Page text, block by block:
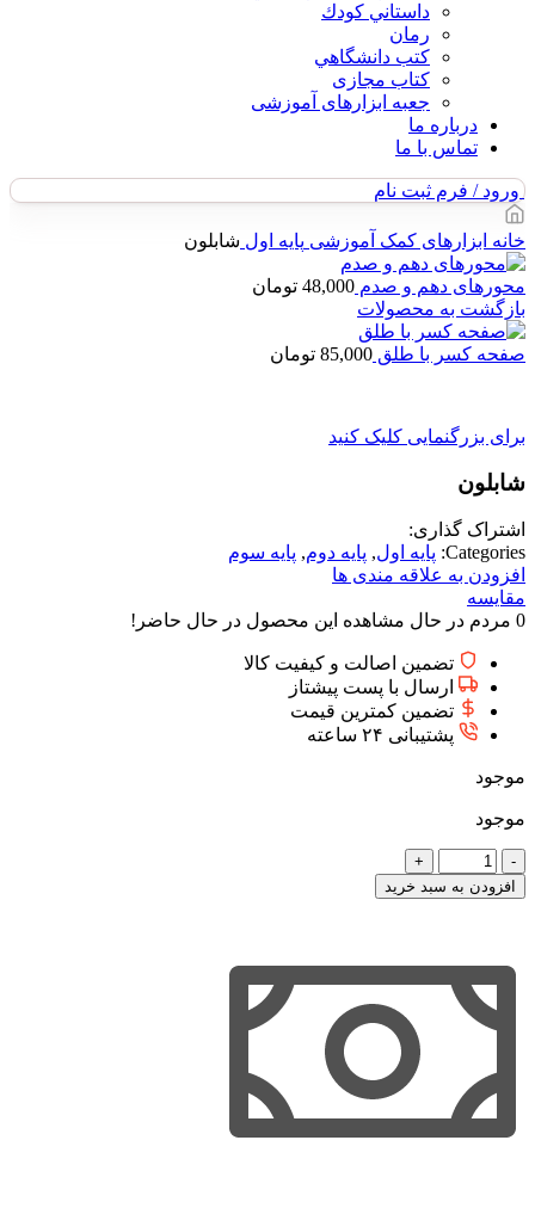
داستاني كودك
رمان
كتب دانشگاهي
کتاب مجازی
جعبه ابزارهای آموزشی
درباره ما
تماس با ما
ورود / فرم ثبت نام
خانه ابزارهای کمک آموزشی پایه اول شابلون
محورهای دهم و صدم 48,000 تومان
بازگشت به محصولات
صفحه کسر با طلق 85,000 تومان
برای بزرگنمایی کلیک کنید
شابلون
اشتراک گذاری:
Categories: پایه اول, پایه دوم, پایه سوم
افزودن به علاقه مندی ها
مقایسه
0 مردم در حال مشاهده این محصول در حال حاضر!
تضمین اصالت و کیفیت کالا
ارسال با پست پیشتاز
تضمین کمترین قیمت
پشتیبانی ۲۴ ساعته
موجود
موجود
شابلون
عدد
افزودن به سبد خرید